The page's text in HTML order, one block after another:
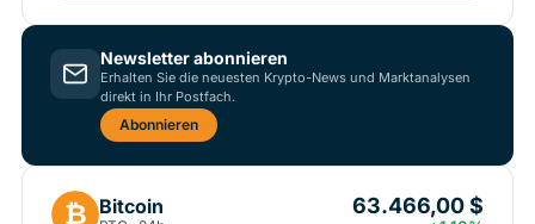
Newsletter abonnieren
Erhalten Sie die neuesten Krypto-News und Marktanalysen
direkt in Ihr Postfach.
Abonnieren
₿ Bitcoin 63.466,00 $